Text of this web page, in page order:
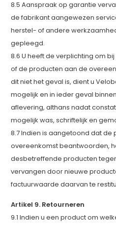
8.5 Aanspraak op garantie
de fabrikant aangewezen
herstel- of andere
gepleegd.
8.6 U heeft de verplichting om
of de producten aan de
dit niet het geval is, dient u
mogelijk en in ieder geval
aflevering, althans nadat
mogelijk was, schriftelijk en
8.7 Indien is aangetoond dat de
overeenkomst beantwoorden,
desbetreffende producten
vervangen door nieuwe
factuurwaarde daarvan te
Artikel 9. Retourneren
9.1 Indien u een product om